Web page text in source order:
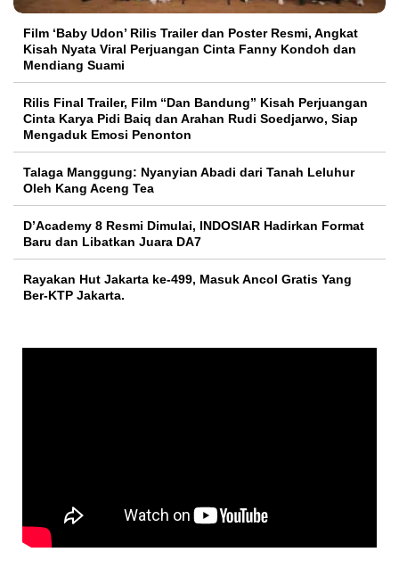
Film ‘Baby Udon’ Rilis Trailer dan Poster Resmi, Angkat
Kisah Nyata Viral Perjuangan Cinta Fanny Kondoh dan
Mendiang Suami
Rilis Final Trailer, Film “Dan Bandung” Kisah Perjuangan
Cinta Karya Pidi Baiq dan Arahan Rudi Soedjarwo, Siap
Mengaduk Emosi Penonton
Talaga Manggung: Nyanyian Abadi dari Tanah Leluhur
Oleh Kang Aceng Tea
D’Academy 8 Resmi Dimulai, INDOSIAR Hadirkan Format
Baru dan Libatkan Juara DA7
Rayakan Hut Jakarta ke-499, Masuk Ancol Gratis Yang
Ber-KTP Jakarta.